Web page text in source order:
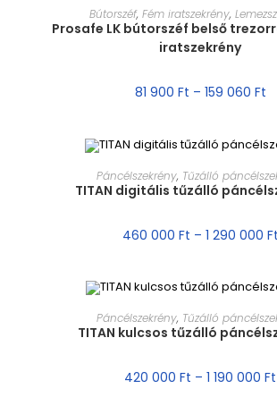
MÉRET VÁLASZTÁSA
Bútorszéf, Fém iratszekrény,
Prosafe LK bútorszéf belső
iratszekrény
81 900 Ft – 159 060 Ft
MÉRET VÁLASZTÁSA
Páncélszekrény, Tűzálló
TITAN digitális tűzálló
460 000 Ft – 1 290 000 Ft
MÉRET VÁLASZTÁSA
Páncélszekrény, Tűzálló
TITAN kulcsos tűzálló
420 000 Ft – 1 190 000 Ft